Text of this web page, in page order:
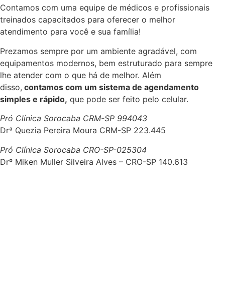
Contamos com uma equipe de médicos e profissionais
treinados capacitados para oferecer o melhor
atendimento para você e sua família!
Prezamos sempre por um ambiente agradável, com
equipamentos modernos, bem estruturado para sempre
lhe atender com o que há de melhor. Além
disso, contamos com um sistema de agendamento
simples e rápido, que pode ser feito pelo celular.
Pró Clínica Sorocaba CRM-SP 994043
Drª Quezia Pereira Moura CRM-SP 223.445
Pró Clínica Sorocaba CRO-SP-025304
Drº Miken Muller Silveira Alves – CRO-SP 140.613